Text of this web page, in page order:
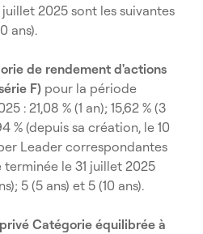
2025 sont les suivantes
ans).
de rendement d'actions
F) pour la période
: 21,08 % (1 an); 15,62 % (3
% (depuis sa création, le 10
Leader correspondantes
le 31 juillet 2025
5 (5 ans) et 5 (10 ans).
Catégorie équilibrée à